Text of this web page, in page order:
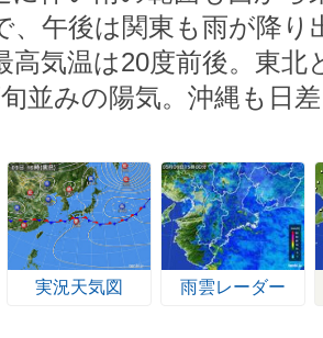
、午後は関東も雨が降り
高気温は20度前後。東北
並みの陽気。沖縄も日
実況天気図 雨雲レーダー